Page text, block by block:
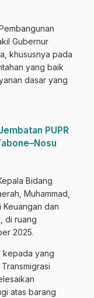
Gubernur
khususnya pada
yang baik
dasar yang
PUPR
Bidang
Muhammad,
Keuangan dan
di ruang
2025.
kepada yang
atas barang